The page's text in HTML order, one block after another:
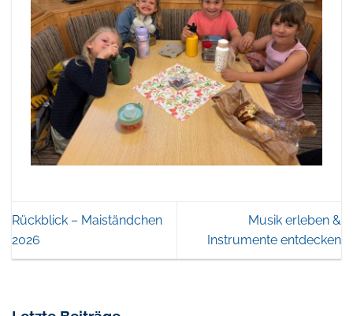
Rückblick – Maiständchen
2026
Musik erleben &
Instrumente entdecken